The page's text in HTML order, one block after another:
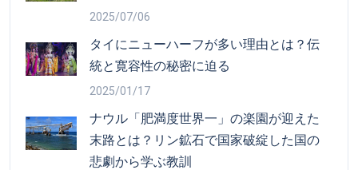
2025/07/06
タイにニューハーフが多い理由とは？伝
統と寛容性の秘密に迫る
2025/01/17
ナウル「肥満度世界一」の楽園が迎えた
末路とは？リン鉱石で国家破綻した国の
悲劇から学ぶ教訓